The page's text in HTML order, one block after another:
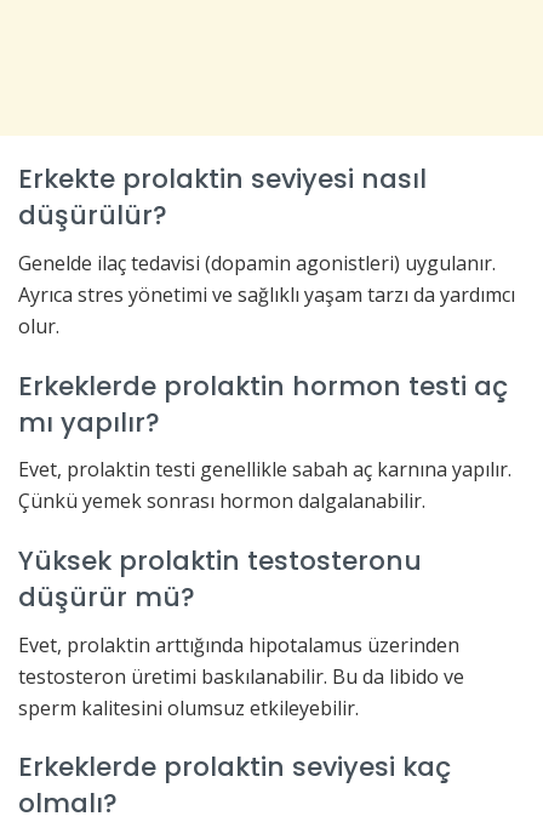
Erkekte prolaktin seviyesi nasıl
düşürülür?
Genelde ilaç tedavisi (dopamin agonistleri) uygulanır.
Ayrıca stres yönetimi ve sağlıklı yaşam tarzı da yardımcı
olur.
Erkeklerde prolaktin hormon testi aç
mı yapılır?
Evet, prolaktin testi genellikle sabah aç karnına yapılır.
Çünkü yemek sonrası hormon dalgalanabilir.
Yüksek prolaktin testosteronu
düşürür mü?
Evet, prolaktin arttığında hipotalamus üzerinden
testosteron üretimi baskılanabilir. Bu da libido ve
sperm kalitesini olumsuz etkileyebilir.
Erkeklerde prolaktin seviyesi kaç
olmalı?